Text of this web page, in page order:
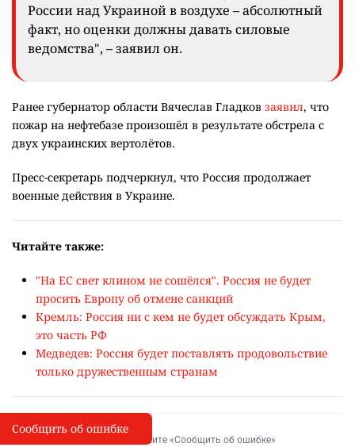
России над Украиной в воздухе – абсолютный
факт, но оценки должны давать силовые
ведомства", – заявил он.
Ранее губернатор области Вячеслав Гладков заявил, что
пожар на нефтебазе произошёл в результате обстрела с
двух украинских вертолётов.
Пресс-секретарь подчеркнул, что Россия продолжает
военные действия в Украине.
Читайте также:
"На ЕС свет клином не сошёлся". Россия не будет
просить Европу об отмене санкций
Кремль: Россия ни с кем не будет обсуждать Крым,
это часть РФ
Медведев: Россия будет поставлять продовольствие
только дружественным странам
I
Сообщить об опечатке
Выделите фрагмент и нажмите «Сообщить об ошибке»
Сообщить об ошибке